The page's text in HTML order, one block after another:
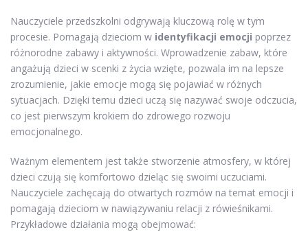
Nauczyciele przedszkolni odgrywają kluczową rolę w tym
procesie. Pomagają dzieciom w identyfikacji emocji poprzez
różnorodne zabawy i aktywności. Wprowadzenie zabaw, które
angażują dzieci w scenki z życia wzięte, pozwala im na lepsze
zrozumienie, jakie emocje mogą się pojawiać w różnych
sytuacjach. Dzięki temu dzieci uczą się nazywać swoje odczucia,
co jest pierwszym krokiem do zdrowego rozwoju
emocjonalnego.
Ważnym elementem jest także stworzenie atmosfery, w której
dzieci czują się komfortowo dzieląc się swoimi uczuciami.
Nauczyciele zachęcają do otwartych rozmów na temat emocji i
pomagają dzieciom w nawiązywaniu relacji z rówieśnikami.
Przykładowe działania mogą obejmować: